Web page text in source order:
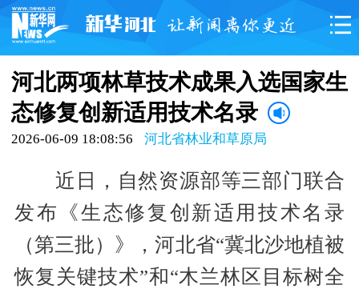
河北两项林草技术成果入选国家生
态修复创新适用技术名录
2026-06-09 18:08:56 河北省林业和草原局
近日，自然资源部等三部门联合
发布《生态修复创新适用技术名录
（第三批）》，河北省“冀北沙地植被
恢复关键技术”和“木兰林区目标树全